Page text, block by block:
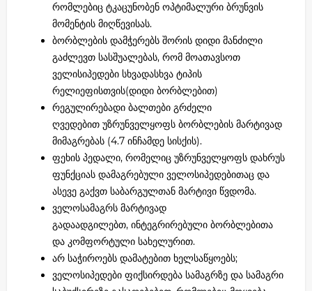
რომლებიც ტკაცუნობენ ოპტიმალური ბრუნვის
მომენტის მიღწევისას.
ბორბლების დამჭერებს შორის დიდი მანძილი
გაძლევთ სასშუალებას, რომ მოათავსოთ
ველისიპედები სხვადასხვა ტიპის
რელიეფისთვის(დიდი ბორბლებით)
რეგულირებადი ბალთები გრძელი
ღვედებით უზრუნველყოფს ბორბლების მარტივად
მიმაგრებას (4.7 ინჩამდე სისქის).
ფეხის პედალი, რომელიც უზრუნველყოფს დახრუს
ფუნქციას დამაგრებული ველოსიპედებითაც და
ასევე გაქვთ საბარგულთან მარტივი წვდომა.
ველოსამაგრს მარტივად
გადაადგილებთ, ინტეგრირებული ბორბლებითა
და კომფორტული სახელურით.
არ საჭიროებს დამატებით ხელსაწყოებს;
ველოსიპედები ფიქსირდება სამაგრზე და სამაგრი